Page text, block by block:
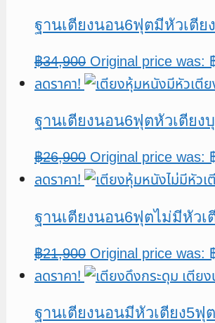
ฐานเตียงนอน6ฟุตมีหัวเตีย
฿34,900 Original price was:
ลดราคา!
ฐานเตียงนอน6ฟุตหัวเตียง
฿26,900 Original price was:
ลดราคา!
ฐานเตียงนอน6ฟุตไม่มีหัวเ
฿21,900 Original price was:
ลดราคา!
ฐานเตียงนอนมีหัวเตียง5ฟุ